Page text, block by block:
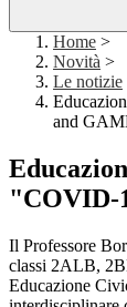
Home >
Novità >
Le notizie
and
"COVID-
Il Professore
classi 2ALB,
Educazione